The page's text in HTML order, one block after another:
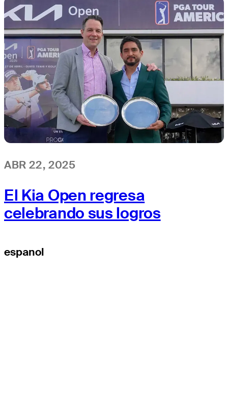
ABR 22, 2025
El Kia Open regresa
celebrando sus logros
espanol